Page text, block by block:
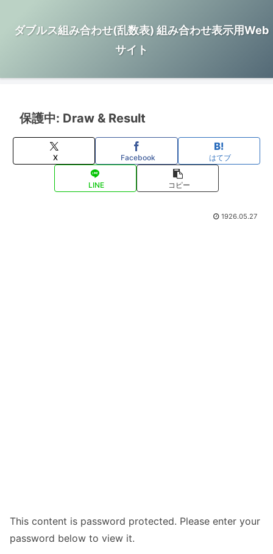
ダブルス組み合わせ(乱数表) 組み合わせ表示用Web
サイト
保護中: Draw & Result
X Facebook はてブ
LINE コピー
1926.05.27
This content is password protected. Please enter your
password below to view it.